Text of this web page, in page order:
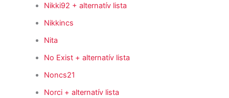
Nikki92 + alternatív lista
Nikkincs
Nita
No Exist + alternatív lista
Noncs21
Norci + alternatív lista